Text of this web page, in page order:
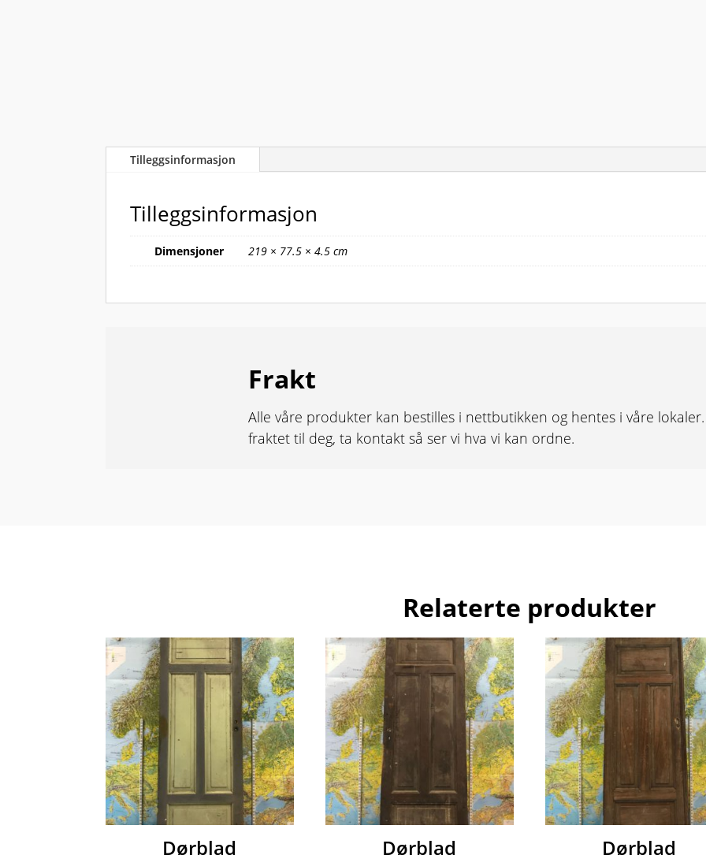
Tilleggsinformasjon
Tilleggsinformasjon
Dimensjoner 219 × 77.5 × 4.5 cm
Frakt
Alle våre produkter kan bestilles i nettbutikken og hentes i våre
fraktet til deg, ta kontakt så ser vi hva vi kan ordne.
Relaterte produkter
Dørblad Dørblad Dørblad